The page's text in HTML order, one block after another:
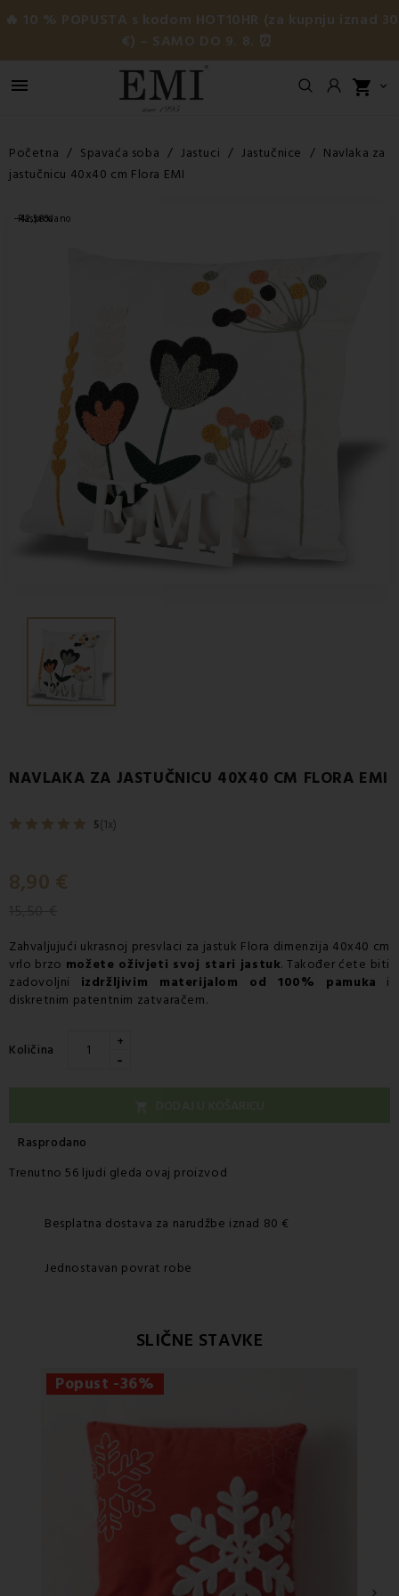
🔥 10 % POPUSTA s kodom HOT10HR (za kupnju iznad 30
€) – SAMO DO 9. 8. ⏰
 shopping_cart 
Početna Spavaća soba Jastuci Jastučnice
Navlaka za
jastučnicu 40x40 cm Flora EMI
−42,58%
Rasprodano
NAVLAKA ZA JASTUČNICU 40X40 CM FLORA EMI
5(1x)
8,90 €
Zahvaljujući ukrasnoj presvlaci za jastuk Flora dimenzija 40x40 cm
vrlo brzo možete oživjeti svoj stari jastuk. Također ćete biti
zadovoljni izdržljivim materijalom od 100% pamuka i
diskretnim patentnim zatvaračem.
Količina +
-
Rasprodano
Trenutno 56 ljudi gleda ovaj proizvod
Besplatna dostava za narudžbe iznad 80 €
Jednostavan povrat robe
SLIČNE STAVKE
Popust -36%